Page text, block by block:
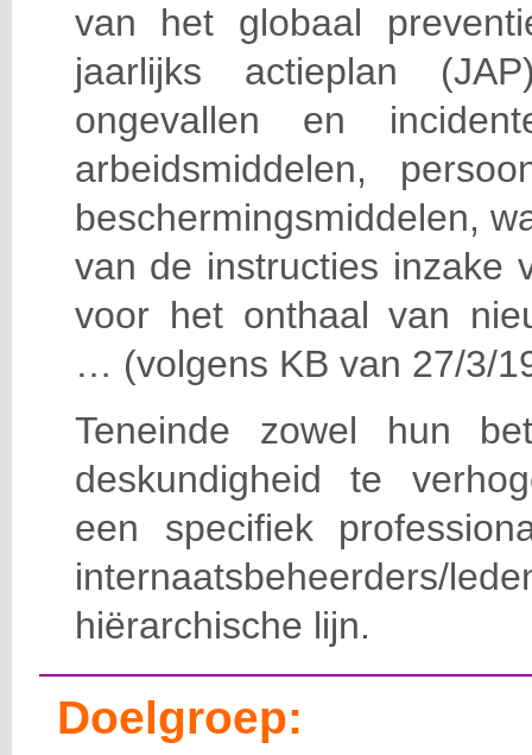
van het globaal
jaarlijks actieplan
ongevallen en
arbeidsmiddelen,
beschermingsmiddelen,
van de instructies inzake
voor het onthaal van
… (volgens KB van 27/3/
Teneinde zowel hun
deskundigheid te
een specifiek
hiërarchische lijn.
Doelgroep: